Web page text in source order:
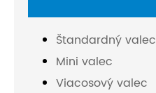
Štandardný valec
Mini valec
Viacosový valec